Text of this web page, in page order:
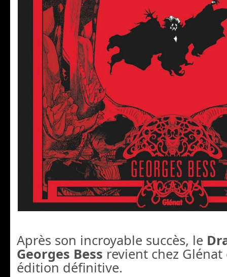
Après son incroyable succès, le
Georges Bess revient chez
édition définitive.